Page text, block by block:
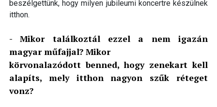
beszélgettünk, hogy milyen jubileumi koncertre készülnek
itthon.
- Mikor találkoztál ezzel a nem igazán
magyar műfajjal? Mikor
körvonalazódott benned, hogy zenekart kell
alapíts, mely itthon nagyon szűk réteget
vonz?